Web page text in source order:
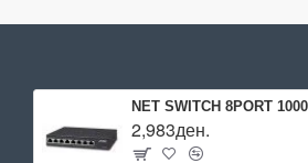
2,983ден.